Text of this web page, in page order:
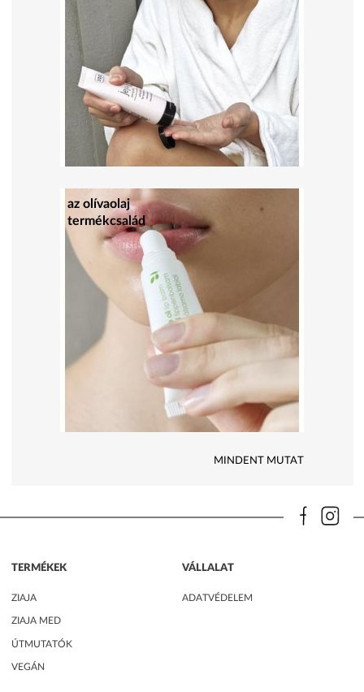
az olívaolaj
termékcsalád
MINDENT MUTAT
TERMÉKEK
ZIAJA
ZIAJA MED
ÚTMUTATÓK
VEGÁN
VÁLLALAT
ADATVÉDELEM